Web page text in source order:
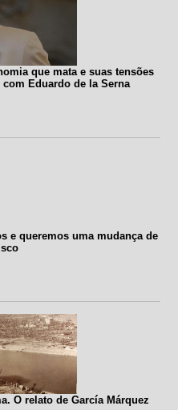
que mata e suas tensões
Eduardo de la Serna
e queremos uma mudança de
O relato de García Márquez